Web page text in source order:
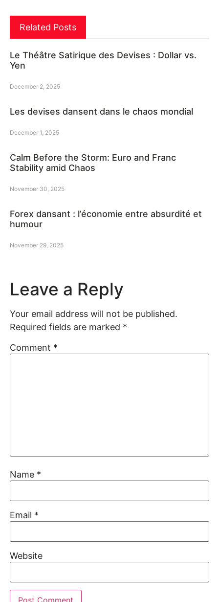
Related Posts
Le Théâtre Satirique des Devises : Dollar vs.
Yen
December 2, 2025
Les devises dansent dans le chaos mondial
December 1, 2025
Calm Before the Storm: Euro and Franc
Stability amid Chaos
November 30, 2025
Forex dansant : l’économie entre absurdité et
humour
November 29, 2025
Leave a Reply
Your email address will not be published.
Required fields are marked *
Comment *
Name *
Email *
Website